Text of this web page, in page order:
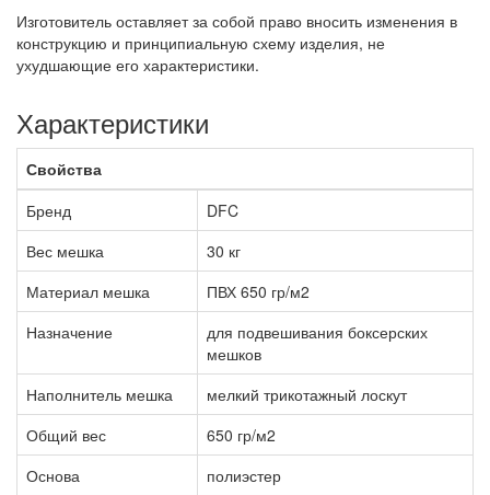
Изготовитель оставляет за собой право вносить изменения в
конструкцию и принципиальную схему изделия, не
ухудшающие его характеристики.
Характеристики
Свойства
Бренд
DFC
Вес мешка
30 кг
Материал мешка
ПВХ 650 гр/м2
Назначение
для подвешивания боксерских
мешков
Наполнитель мешка
мелкий трикотажный лоскут
Общий вес
650 гр/м2
Основа
полиэстер